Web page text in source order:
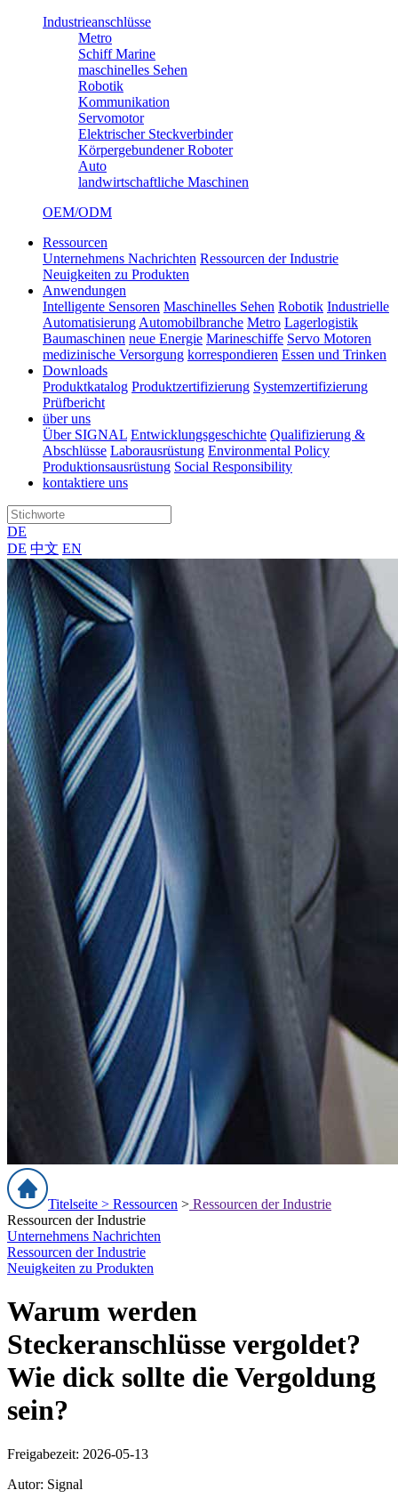
Industrieanschlüsse
Metro
Schiff Marine
maschinelles Sehen
Robotik
Kommunikation
Servomotor
Elektrischer Steckverbinder
Körpergebundener Roboter
Auto
landwirtschaftliche Maschinen
OEM/ODM
Ressourcen
Unternehmens Nachrichten Ressourcen der Industrie
Neuigkeiten zu Produkten
Anwendungen
Intelligente Sensoren Maschinelles Sehen Robotik Industrielle
Automatisierung Automobilbranche Metro Lagerlogistik
Baumaschinen neue Energie Marineschiffe Servo Motoren
medizinische Versorgung korrespondieren Essen und Trinken
Downloads
Produktkatalog Produktzertifizierung Systemzertifizierung
Prüfbericht
über uns
Über SIGNAL Entwicklungsgeschichte Qualifizierung &
Abschlüsse Laborausrüstung Environmental Policy
Produktionsausrüstung Social Responsibility
kontaktiere uns
DE
DE 中文 EN
Titelseite > Ressourcen > Ressourcen der Industrie
Ressourcen der Industrie
Unternehmens Nachrichten
Ressourcen der Industrie
Neuigkeiten zu Produkten
Warum werden
Steckeranschlüsse vergoldet?
Wie dick sollte die Vergoldung
sein?
Freigabezeit: 2026-05-13
Autor: Signal